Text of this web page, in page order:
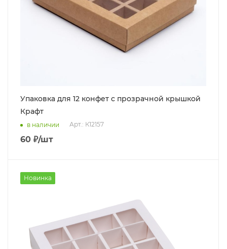
Упаковка для 12 конфет с прозрачной крышкой
Крафт
в наличии Арт.: К12157
60 ₽/шт
Новинка